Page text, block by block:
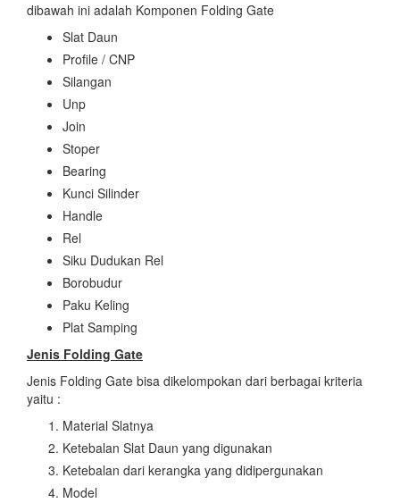
dibawah ini adalah Komponen Folding Gate
Slat Daun
Profile / CNP
Silangan
Unp
Join
Stoper
Bearing
Kunci Silinder
Handle
Rel
Siku Dudukan Rel
Borobudur
Paku Keling
Plat Samping
Jenis Folding Gate
Jenis Folding Gate bisa dikelompokan dari berbagai kriteria
yaitu :
Material Slatnya
Ketebalan Slat Daun yang digunakan
Ketebalan dari kerangka yang didipergunakan
Model